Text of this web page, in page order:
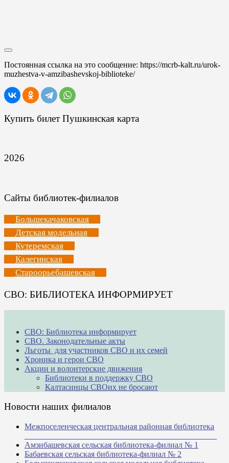
Постоянная ссылка на это сообщение: https://mcrb-kalt.ru/urok-
muzhestva-v-amzibashevskoj-biblioteke/
Купить билет Пушкинская карта
2026
Сайты библиотек-филиалов
Большекачаковская
Детская модельная
Кутеремская
Калегинская
Староорьебашевская
СВО: БИБЛИОТЕКА ИНФОРМИРУЕТ
СВО: Библиотека информирует
СВО. Законодательные акты
Льготы для участников СВО и их семей
Хроника и герои СВО
Акции и волонтерские движения
Библиотеки в поддержку СВО
Калтасинцы СВОих не бросают
Новости наших филиалов
Межпоселенческая центральная районная библиотека
Амзибашевская сельская библиотека-филиал № 1
Бабаевская сельская библиотека-филиал № 2